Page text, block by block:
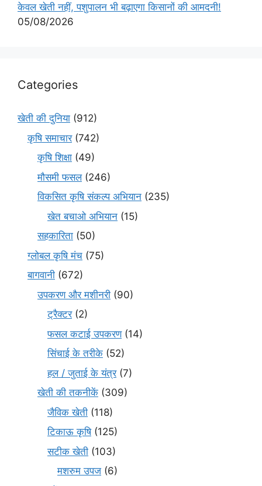
केवल खेती नहीं, पशुपालन भी बढ़ाएगा किसानों की आमदनी!
05/08/2026
Categories
खेती की दुनिया (912)
कृषि समाचार(742)
कृषि शिक्षा (49)
मौसमी फसल(246)
विकसित कृषि संकल्प अभियान (235)
खेत बचाओ अभियान (15)
सहकारिता (50)
ग्लोबल कृषि मंच (75)
बागवानी (672)
उपकरण और मशीनरी (90)
ट्रैक्टर(2)
फसल कटाई उपकरण(14)
सिंचाई के तरीके (52)
हल / जुताई के यंत्र(7)
खेती की तकनीकें (309)
जैविक खेती (118)
टिकाऊ कृषि(125)
सटीक खेती (103)
मशरुम उपज (6)